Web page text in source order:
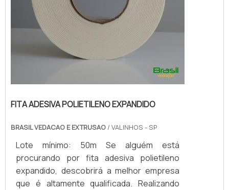
FITA ADESIVA POLIETILENO EXPANDIDO
BRASIL VEDACAO E EXTRUSAO / VALINHOS - SP
Lote mínimo: 50m Se alguém está
procurando por fita adesiva polietileno
expandido, descobrirá a melhor empresa
que é altamente qualificada. Realizando